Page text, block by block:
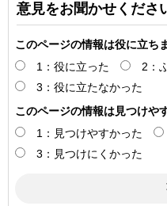
意見をお聞かせくださ
このページの情報は役に立ち
1：役に立った
2：
3：役に立たなかった
このページの情報は見つけや
1：見つけやすかった
3：見つけにくかった